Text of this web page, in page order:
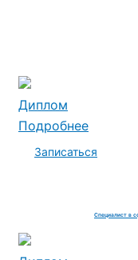
Диплом
Подробнее
Записаться
Специалист в